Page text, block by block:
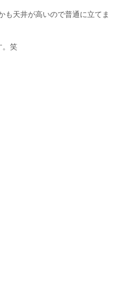
も天井が高いので普通に立てま
。笑